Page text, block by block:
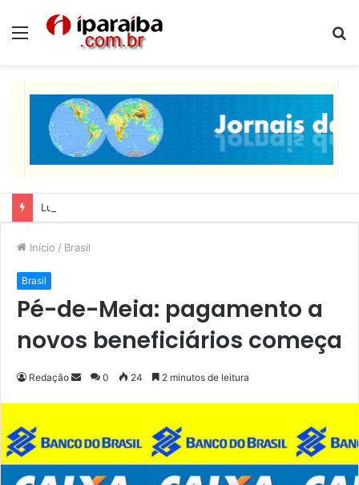
Menu
Início / Brasil
Brasil
Pé-de-Meia: pagamento a
novos beneficiários começa
Redação
u
0 24 2 minutos de leitura